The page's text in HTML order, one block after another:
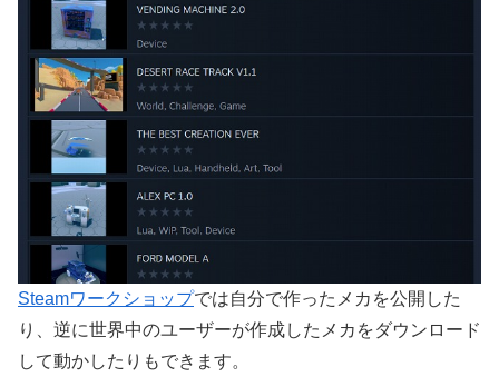
Steamワークショップでは自分で作ったメカを公開した
り、逆に世界中のユーザーが作成したメカをダウンロード
して動かしたりもできます。